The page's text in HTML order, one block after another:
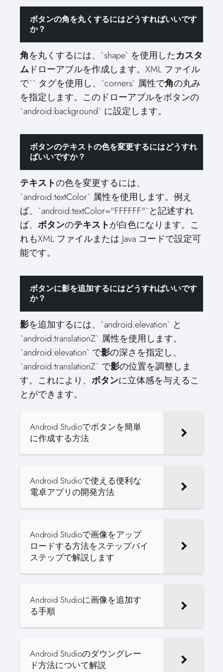
ボタンの角を丸くするにはどうすればいいです
か？
角を丸くするには、`shape` を使用したカスタ
ム ドローアブルを作成します。XML ファイル
で`` タグを使用し、`corners` 属性で角の丸み
を指定します。このドローアブルをボタンの
`android:background` に設定します。
ボタンのテキストの色を変更するにはどうすれ
ばいいですか？
テキストの色を変更するには、
`android:textColor` 属性を使用します。例え
ば、`android:textColor="FFFFFF"`と記述すれ
ば、 ボタンのテキストが白色になります。こ
れもXML ファイルまたは Java コードで設定可
能です。
ボタンに影を追加するにはどうすればいいです
か？
影を追加するには、`android:elevation` と
`android:translationZ` 属性を使用します。
`android:elevation` で影の深さを指定し、
`android:translationZ` で影の位置を調整しま
す。これにより、 ボタンに立体感を与えるこ
とができます。
Android Studioでボタンを簡単
に作成する方法
Android Studioで使える便利な
電卓アプリの開発方法
Android Studioで画像をアップ
ロードする方法をステップバイ
ステップで解説します
Android Studioに画像を追加す
る手順
Android Studioのダウングレー
ド方法について解説